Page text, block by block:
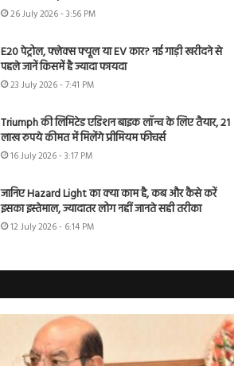
26 July 2026 - 3:56 PM
E20 पेट्रोल, फ्लेक्स फ्यूल या EV कार? नई गाड़ी खरीदने से
पहले जानें किसमें है ज्यादा फायदा
23 July 2026 - 7:41 PM
Triumph की लिमिटेड एडिशन बाइक लॉन्च के लिए तैयार, 21
लाख रुपये कीमत में मिलेंगे प्रीमियम फीचर्स
16 July 2026 - 3:17 PM
जानिए Hazard Light का क्या काम है, कब और कैसे करें
इसका इस्तेमाल, ज्यादातर लोग नहीं जानते सही तरीका
12 July 2026 - 6:14 PM